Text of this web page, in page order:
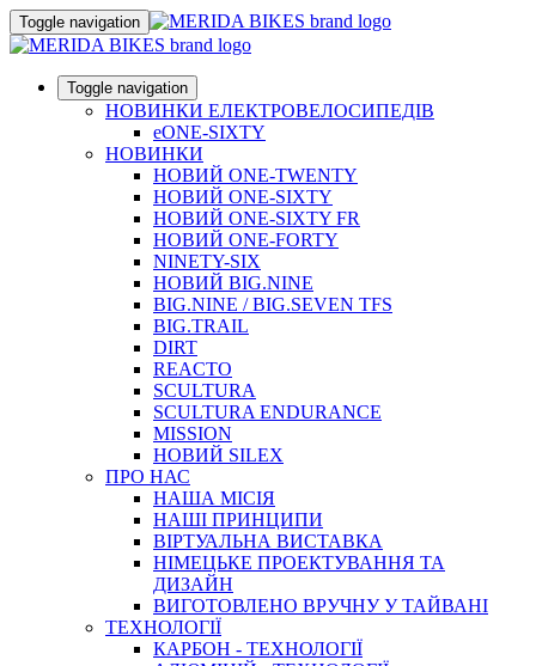
Toggle navigation
Toggle navigation
НОВИНКИ ЕЛЕКТРОВЕЛОСИПЕДІВ
eONE-SIXTY
НОВИНКИ
НОВИЙ ONE-TWENTY
НОВИЙ ONE-SIXTY
НОВИЙ ONE-SIXTY FR
НОВИЙ ONE-FORTY
NINETY-SIX
НОВИЙ BIG.NINE
BIG.NINE / BIG.SEVEN TFS
BIG.TRAIL
DIRT
REACTO
SCULTURA
SCULTURA ENDURANCE
MISSION
НОВИЙ SILEX
ПРО НАС
НАША МICIЯ
НАШI ПРИНЦИПИ
ВIРТУАЛЬНА ВИСТАВКА
НІМЕЦЬКЕ ПРОЕКТУВАННЯ ТА
ДИЗАЙН
ВИГОТОВЛЕНО ВРУЧНУ У ТАЙВАНІ
ТЕХНОЛОГІЇ
КАРБОН - ТЕХНОЛОГІЇ